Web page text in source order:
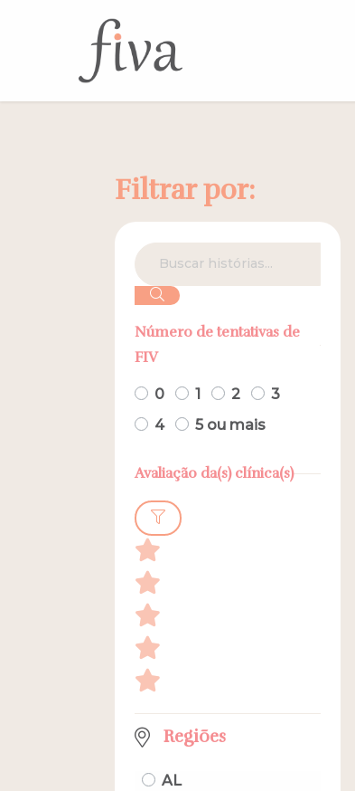
Filtrar por:
Número de tentativas de
FIV
0 1 2
3
4
5 ou mais
Avaliação da(s) clínica(s)
Regiões
AL